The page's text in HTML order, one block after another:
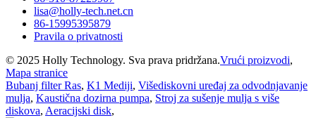
lisa@holly-tech.net.cn
86-15995395879
Pravila o privatnosti
© 2025 Holly Technology. Sva prava pridržana.Vrući proizvodi,
Mapa stranice
Bubanj filter Ras, K1 Mediji, Višediskovni uređaj za odvodnjavanje
mulja, Kaustična dozirna pumpa, Stroj za sušenje mulja s više
diskova, Aeracijski disk,